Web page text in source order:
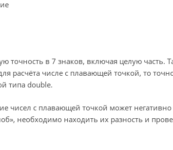
точность в 7 знаков, включая целую часть.
расчёта числе с плавающей точкой, то
типа double.
чисел с плавающей точкой может
необходимо находить их разность и